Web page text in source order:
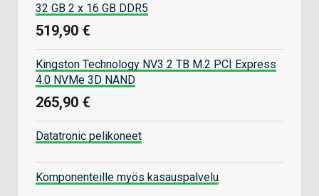
32 GB 2 x 16 GB DDR5
519,90 €
Kingston Technology NV3 2 TB M.2 PCI Express
4.0 NVMe 3D NAND
265,90 €
Datatronic pelikoneet
Komponenteille myös kasauspalvelu